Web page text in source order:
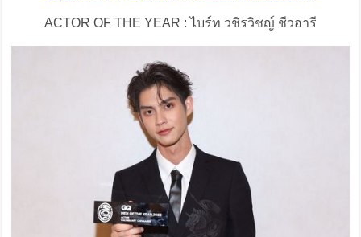
ACTOR OF THE YEAR : ไบร์ท วชิรวิชญ์ ชีวอารี